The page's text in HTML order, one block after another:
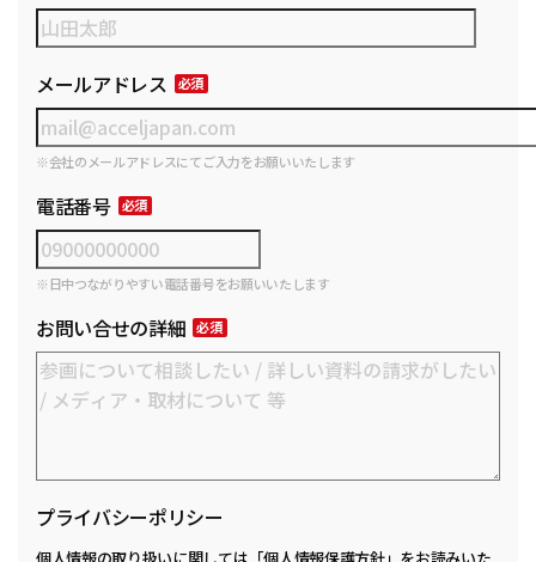
メールアドレス
※会社のメールアドレスにてご入力をお願いいたします
電話番号
※日中つながりやすい電話番号をお願いいたします
お問い合せの詳細
プライバシーポリシー